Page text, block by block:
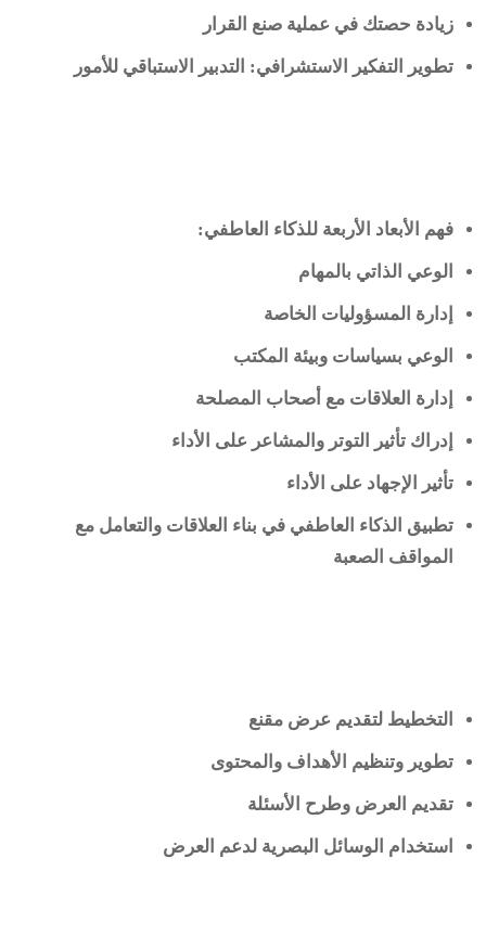
زيادة حصتك في عملية صنع القرار
تطوير التفكير الاستشرافي: التدبير الاستباقي للأمور
فهم الأبعاد الأربعة للذكاء العاطفي:
الوعي الذاتي بالمهام
إدارة المسؤوليات الخاصة
الوعي بسياسات وبيئة المكتب
إدارة العلاقات مع أصحاب المصلحة
إدراك تأثير التوتر والمشاعر على الأداء
تأثير الإجهاد على الأداء
تطبيق الذكاء العاطفي في بناء العلاقات والتعامل مع
المواقف الصعبة
التخطيط لتقديم عرض مقنع
تطوير وتنظيم الأهداف والمحتوى
تقديم العرض وطرح الأسئلة
استخدام الوسائل البصرية لدعم العرض